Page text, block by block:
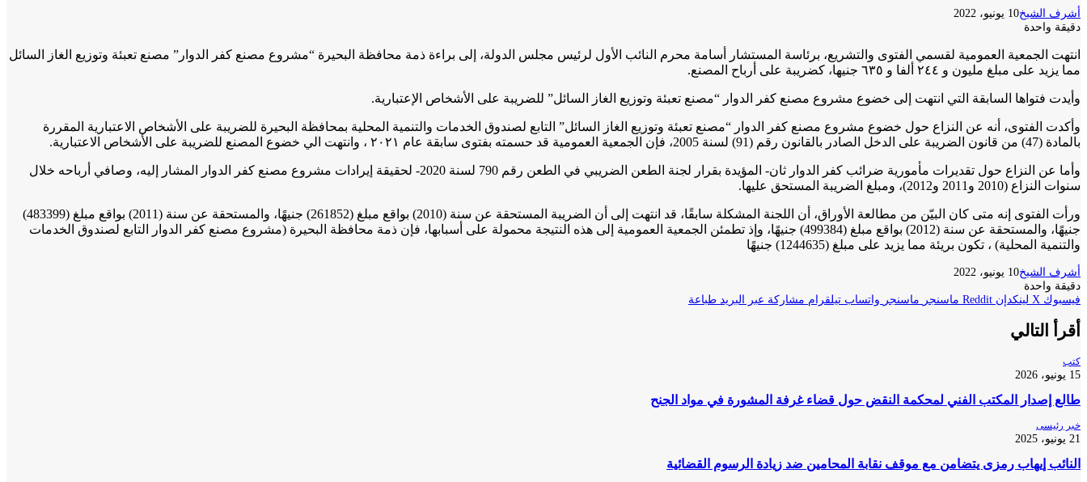
أشرف الشيخ10 يونيو، 2022
دقيقة واحدة
انتهت الجمعية العمومية لقسمي الفتوى والتشريع، برئاسة المستشار أسامة محرم النائب الأول لرئيس مجلس الدولة، إلى براءة ذمة محافظة البحيرة “مشروع مصنع كفر الدوار” مصنع تعبئة وتوزيع الغاز السائل
مما يزيد على مبلغ مليون و ٢٤٤ ألفا و ٦٣٥ جنيها، كضريبة على أرباح المصنع.
وأيدت فتواها السابقة التي انتهت إلى خضوع مشروع مصنع كفر الدوار “مصنع تعبئة وتوزيع الغاز السائل” للضريبة على الأشخاص الإعتبارية.
وأكدت الفتوى، أنه عن النزاع حول خضوع مشروع مصنع كفر الدوار “مصنع تعبئة وتوزيع الغاز السائل” التابع لصندوق الخدمات والتنمية المحلية بمحافظة البحيرة للضريبة على الأشخاص الاعتبارية المقررة
بالمادة (47) من قانون الضريبة على الدخل الصادر بالقانون رقم (91) لسنة 2005، فإن الجمعية العمومية قد حسمته بفتوى سابقة عام ٢٠٢١ ، وانتهت الي خضوع المصنع للضريبة على الأشخاص الاعتبارية.
وأما عن النزاع حول تقديرات مأمورية ضرائب كفر الدوار ثان- المؤيدة بقرار لجنة الطعن الضريبي في الطعن رقم 790 لسنة 2020- لحقيقة إيرادات مشروع مصنع كفر الدوار المشار إليه، وصافي أرباحه خلال
سنوات النزاع (2010 و2011 و2012)، ومبلغ الضريبة المستحق عليها.
ورأت الفتوى إنه متى كان البيّن من مطالعة الأوراق، أن اللجنة المشكلة سابقًا، قد انتهت إلى أن الضريبة المستحقة عن سنة (2010) بواقع مبلغ (261852) جنيهًا، والمستحقة عن سنة (2011) بواقع مبلغ (483399)
جنيهًا، والمستحقة عن سنة (2012) بواقع مبلغ (499384) جنيهًا، وإذ تطمئن الجمعية العمومية إلى هذه النتيجة محمولة على أسبابها، فإن ذمة محافظة البحيرة (مشروع مصنع كفر الدوار التابع لصندوق الخدمات
والتنمية المحلية) ، تكون بريئة مما يزيد على مبلغ (1244635) جنيهًا
أشرف الشيخ10 يونيو، 2022
دقيقة واحدة
فيسبوك ‫X لينكدإن ماسنجر ماسنجر واتساب تيلقرام مشاركة عبر البريد طباعة
أقرأ التالي
كتب
15 يونيو، 2026
طالع إصدار المكتب الفني لمحكمة النقض حول قضاء غرفة المشورة في مواد الجنح
خبر رئيسى
21 يونيو، 2025
النائب إيهاب رمزى يتضامن مع موقف نقابة المحامين ضد زيادة الرسوم القضائية